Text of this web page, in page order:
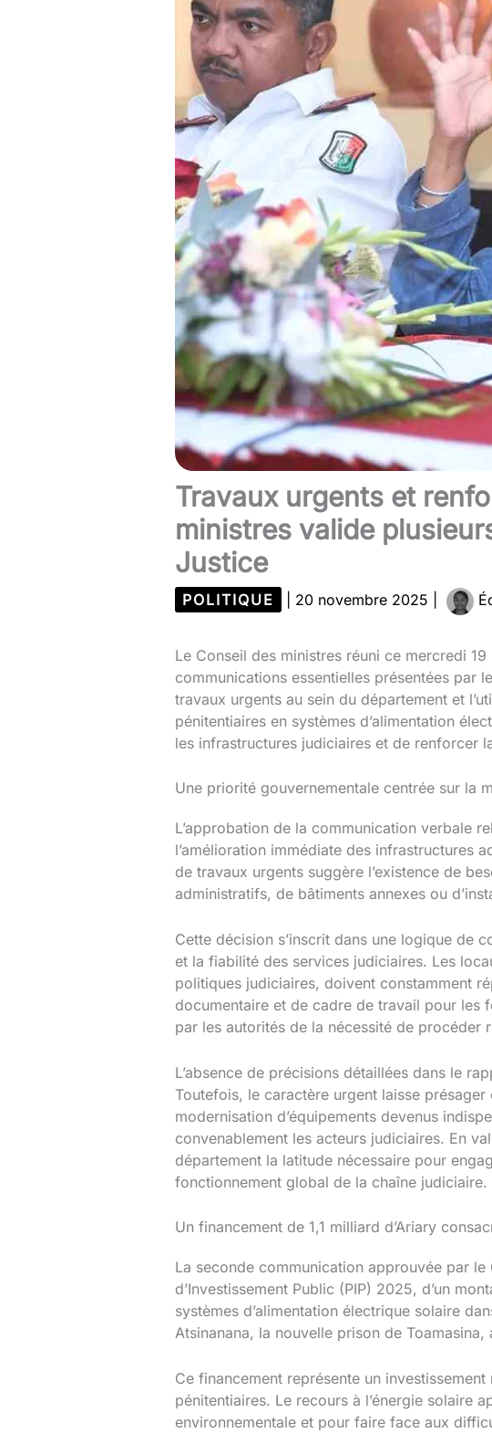
Travaux urgents et
ministres valide
Justice
POLITIQUE 20 novembre 2025
Le Conseil des ministres réuni ce mercredi
communications essentielles présentées par
travaux urgents au sein du département et
pénitentiaires en systèmes d’alimentation
les infrastructures judiciaires et de renforcer
Une priorité gouvernementale centrée sur la
L’approbation de la communication verbale
l’amélioration immédiate des infrastructures
de travaux urgents suggère l’existence de
administratifs, de bâtiments annexes ou
Cette décision s’inscrit dans une logique de
et la fiabilité des services judiciaires. Les
politiques judiciaires, doivent constamment
documentaire et de cadre de travail pour les
par les autorités de la nécessité de procéder
L’absence de précisions détaillées dans le
Toutefois, le caractère urgent laisse
modernisation d’équipements devenus
convenablement les acteurs judiciaires. En
département la latitude nécessaire pour
fonctionnement global de la chaîne judiciaire.
Un financement de 1,1 milliard d’Ariary
La seconde communication approuvée par
d’Investissement Public (PIP) 2025, d’un
systèmes d’alimentation électrique solaire
Atsinanana, la nouvelle prison de
Ce financement représente un
pénitentiaires. Le recours à l’énergie solaire
environnementale et pour faire face aux